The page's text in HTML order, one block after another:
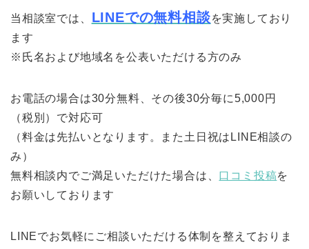
当相談室では、 LINEでの無料相談を実施しており
ます
※氏名および地域名を公表いただける方のみ
お電話の場合は30分無料、その後30分毎に5,000円
（税別）で対応可
（料金は先払いとなります。また土日祝はLINE相談の
み）
無料相談内でご満足いただけた場合は、 口コミ投稿を
お願いしております
LINEでお気軽にご相談いただける体制を整えておりま